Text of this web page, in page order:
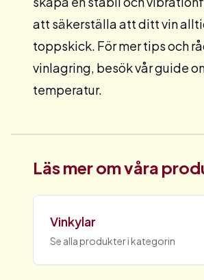
att säkerställa att ditt vin
toppskick. För mer tips och
vinlagring, besök vår guide
temperatur.
Läs mer om våra
Vinkylar
Se alla produkter i kategorin